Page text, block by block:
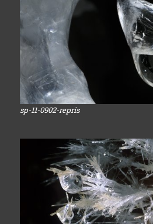
sp-11-0902-repris